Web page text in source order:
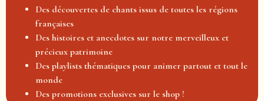
Des découvertes de chants issus de toutes les régions
françaises
Des histoires et anecdotes sur notre merveilleux et
précieux patrimoine
Des playlists thématiques pour animer partout et tout le
monde
Des promotions exclusives sur le shop !